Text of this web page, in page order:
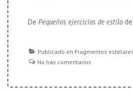
De Pequeños ejercicios de estilo
Publicado en Fragmentos estelares
No hay comentarios